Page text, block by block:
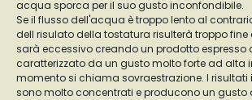
acqua sporca per il suo gusto inconfondibile.
Se il flusso dell'acqua è troppo lento al
dell risulato della tostatura risulterà troppo
sarà eccessivo creando un prodotto espresso
caratterizzato da un gusto molto forte ad alta
momento si chiama sovraestrazione. I risultati
sono molto concentrati e producono un gusto